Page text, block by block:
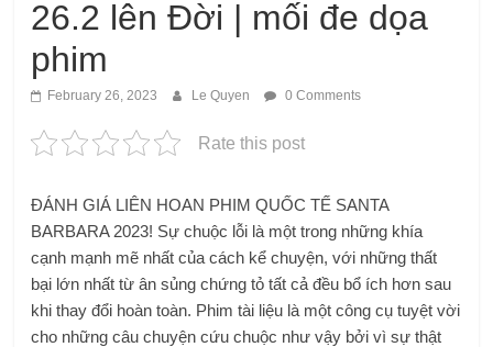
26.2 lên Đời | mối đe dọa
phim
February 26, 2023 Le Quyen 0 Comments
Rate this post
ĐÁNH GIÁ LIÊN HOAN PHIM QUỐC TẾ SANTA
BARBARA 2023! Sự chuộc lỗi là một trong những khía
cạnh mạnh mẽ nhất của cách kể chuyện, với những thất
bại lớn nhất từ ​​​​ân sủng chứng tỏ tất cả đều bổ ích hơn sau
khi thay đổi hoàn toàn. Phim tài liệu là một công cụ tuyệt vời
cho những câu chuyện cứu chuộc như vậy bởi vì sự thật